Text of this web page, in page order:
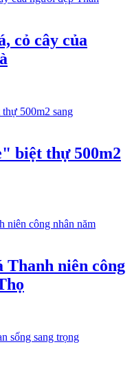
cỏ cây của
biệt thự 500m2
niên công